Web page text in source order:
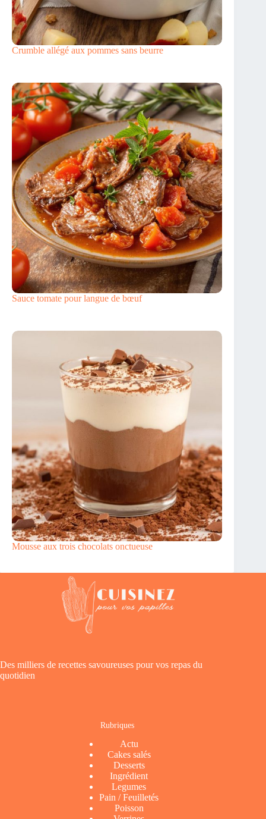
Crumble allégé aux pommes sans beurre
Sauce tomate pour langue de bœuf
Mousse aux trois chocolats onctueuse
Des milliers de recettes savoureuses pour vos repas du
quotidien
Rubriques
Actu
Cakes salés
Desserts
Ingrédient
Legumes
Pain / Feuilletés
Poisson